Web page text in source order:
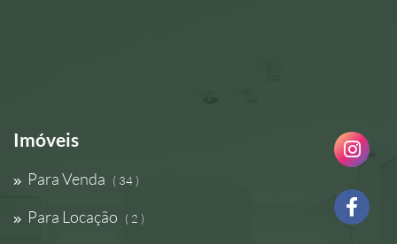
Imóveis
Para Venda ( 34 )
Para Locação ( 2 )